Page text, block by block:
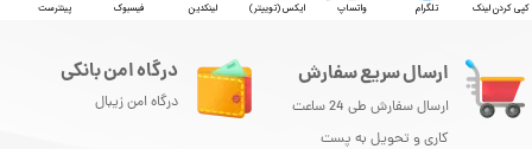
کپی کردن لینک تلگرام واتساپ ایکس (توییتر) لینکدین فیسبوک پینترست
ارسال سریع سفارش
ارسال سفارش طی 24 ساعت
کاری و تحویل به پست
درگاه امن بانکی
درگاه امن زیبال